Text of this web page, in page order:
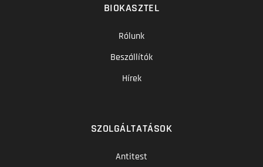
BIOKASZTEL
Rólunk
Beszállítók
Hírek
SZOLGÁLTATÁSOK
Antitest